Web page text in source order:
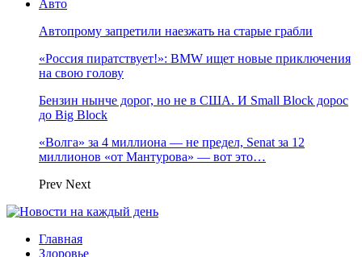
Авто
Автопрому запретили наезжать на старые грабли
«Россия пиратствует!»: BMW ищет новые приключения
на свою голову
Бензин нынче дорог, но не в США. И Small Block дорос
до Big Block
«Волга» за 4 миллиона — не предел, Senat за 12
миллионов «от Мантурова» — вот это…
Prev Next
Главная
Здоровье